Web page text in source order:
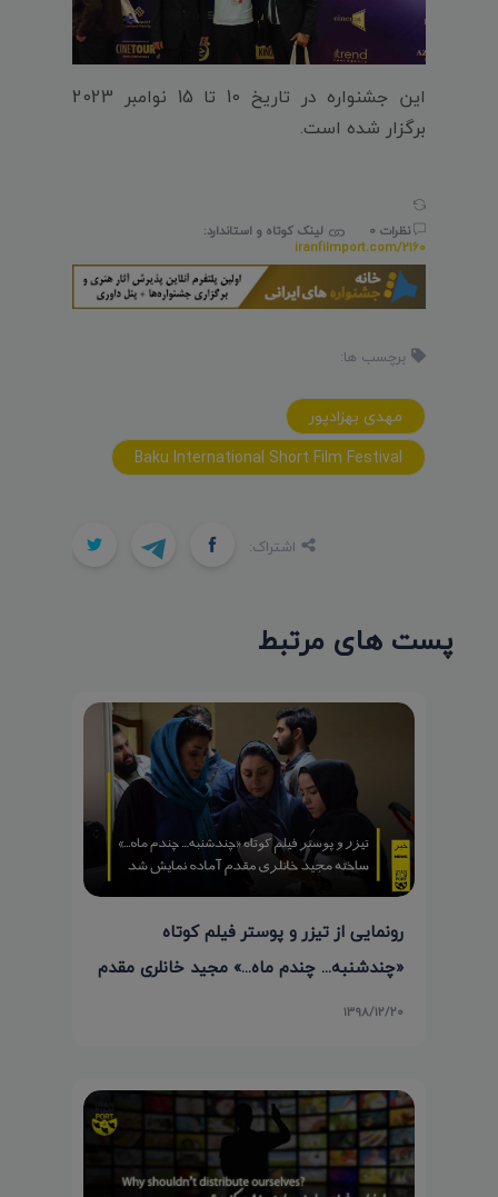
این جشنواره در تاریخ 10 تا 15 نوامبر 2023
برگزار شده است.
نظرات 0
لینک کوتاه و استاندارد:
iranfilmport.com/2160
برچسب ها:
مهدی بهزادپور
Baku International Short Film Festival
اشتراک:
پست های مرتبط
رونمایی از تیزر و پوستر فیلم کوتاه
«چندشنبه... چندم ماه...» مجید خانلری مقدم
۱۳۹۸/۱۲/۲۰